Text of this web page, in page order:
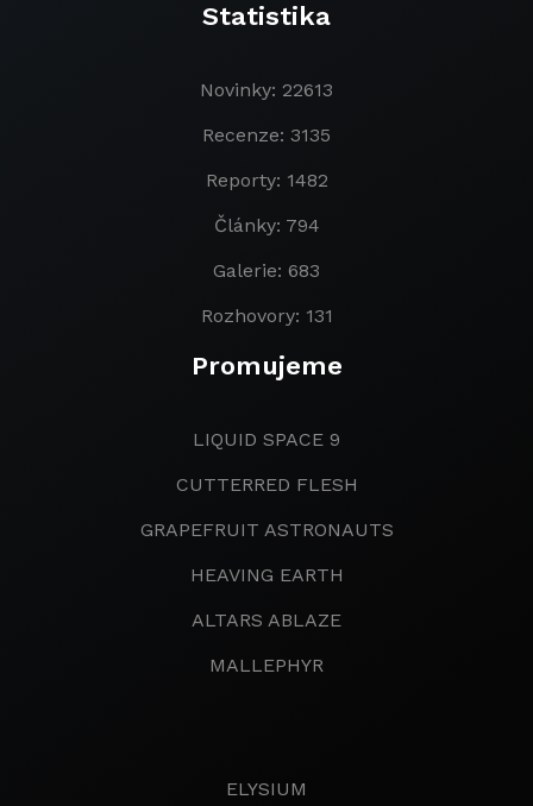
Statistika
Novinky: 22613
Recenze: 3135
Reporty: 1482
Články: 794
Galerie: 683
Rozhovory: 131
Promujeme
LIQUID SPACE 9
CUTTERRED FLESH
GRAPEFRUIT ASTRONAUTS
HEAVING EARTH
ALTARS ABLAZE
MALLEPHYR
ELYSIUM